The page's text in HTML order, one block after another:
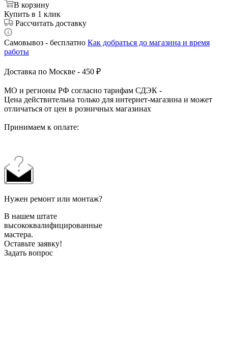
В корзину
Купить в 1 клик
Рассчитать доставку
Самовывоз - бесплатно Как добраться до магазина и время
работы
Доставка по Москве - 450 ₽
МО и регионы РФ согласно тарифам СДЭК -
Цена действительна только для интернет-магазина и может
отличаться от цен в розничных магазинах
Принимаем к оплате:
Нужен ремонт или монтаж?
В нашем штате
высококвалифицированные
мастера.
Оставьте заявку!
Задать вопрос